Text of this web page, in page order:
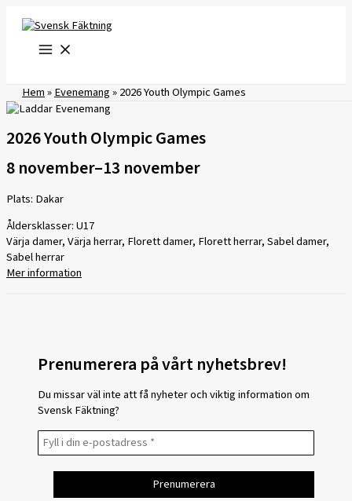
innehåll
Hem»Evenemang»2026 Youth Olympic Games
2026 Youth Olympic Games
8 november–13 november
Plats: Dakar
Åldersklasser: U17
Värja damer, Värja herrar, Florett damer, Florett herrar, Sabel damer,
Sabel herrar
Mer information
Prenumerera på vårt nyhetsbrev!
Du missar väl inte att få nyheter och viktig information om
Svensk Fäktning?